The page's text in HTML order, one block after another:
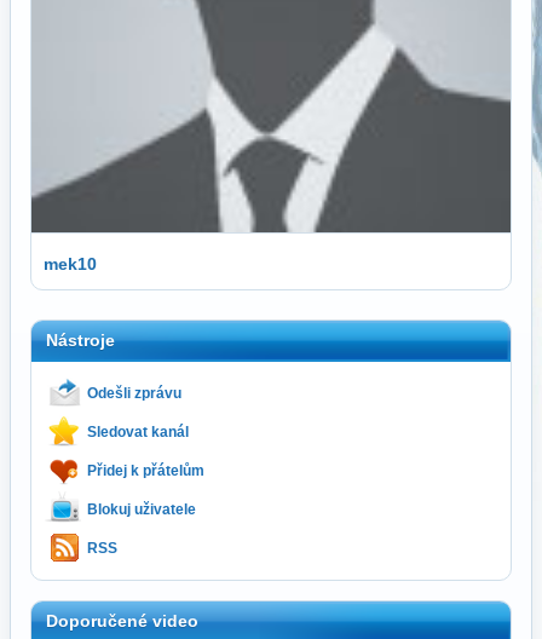
mek10
Nástroje
Odešli zprávu
Sledovat kanál
Přidej k přátelům
Blokuj uživatele
RSS
Doporučené video